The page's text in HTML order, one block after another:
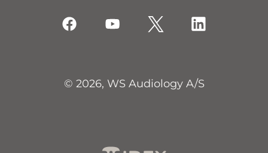
© 2026, WS Audiology A/S